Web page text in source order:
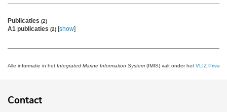
Publicaties (2)
A1 publicaties (2) [show]
Alle informatie in het Integrated Marine Information System (IMIS) valt onder het VLIZ Privacy
Contact